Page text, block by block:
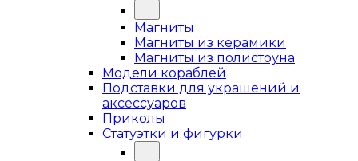
Магниты
Магниты из керамики
Магниты из полистоуна
Модели кораблей
Подставки для украшений и
аксессуаров
Приколы
Статуэтки и фигурки